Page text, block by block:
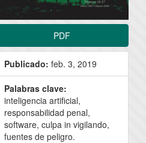
PDF
Publicado: feb. 3, 2019
Palabras clave:
inteligencia artificial,
responsabilidad penal,
software, culpa in vigilando,
fuentes de peligro.